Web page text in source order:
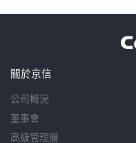
關於京信
公司概況
董事會
高級管理層